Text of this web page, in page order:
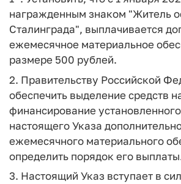
награжденным знаком "Житель
Сталинграда", выплачивается
ежемесячное материальное
размере 500 рублей.
2. Правительству Российской
обеспечить выделение средств
финансирование
настоящего Указа
ежемесячного материального
определить порядок его
3. Настоящий Указ вступает в